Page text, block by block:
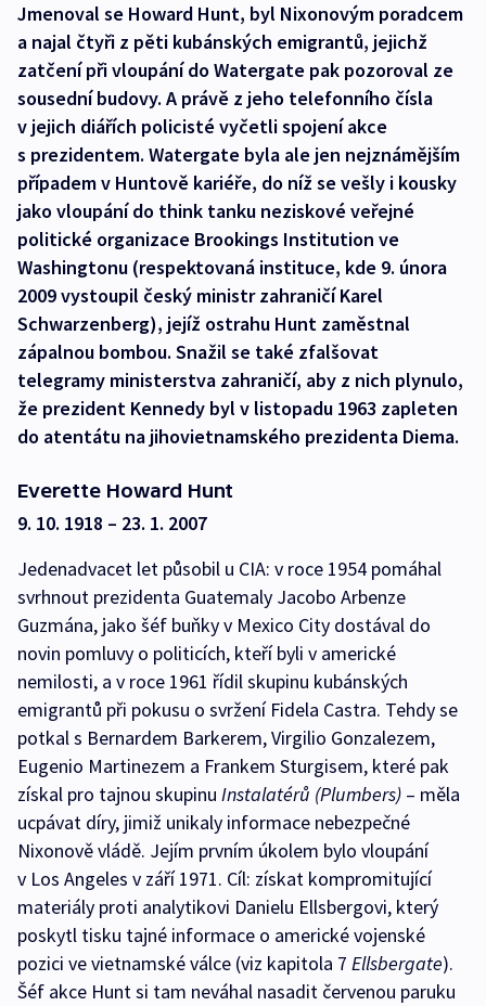
Jmenoval se Howard Hunt, byl Nixonovým poradcem
a najal čtyři z pěti kubánských emigrantů, jejichž
zatčení při vloupání do Watergate pak pozoroval ze
sousední budovy. A právě z jeho telefonního čísla
v jejich diářích policisté vyčetli spojení akce
s prezidentem. Watergate byla ale jen nejznámějším
případem v Huntově kariéře, do níž se vešly i kousky
jako vloupání do think tanku neziskové veřejné
politické organizace Brookings Institution ve
Washingtonu (respektovaná instituce, kde 9. února
2009 vystoupil český ministr zahraničí Karel
Schwarzenberg), jejíž ostrahu Hunt zaměstnal
zápalnou bombou. Snažil se také zfalšovat
telegramy ministerstva zahraničí, aby z nich plynulo,
že prezident Kennedy byl v listopadu 1963 zapleten
do atentátu na jihovietnamského prezidenta Diema.
Everette Howard Hunt
9. 10. 1918 – 23. 1. 2007
Jedenadvacet let působil u CIA: v roce 1954 pomáhal
svrhnout prezidenta Guatemaly Jacobo Arbenze
Guzmána, jako šéf buňky v Mexico City dostával do
novin pomluvy o politicích, kteří byli v americké
nemilosti, a v roce 1961 řídil skupinu kubánských
emigrantů při pokusu o svržení Fidela Castra. Tehdy se
potkal s Bernardem Barkerem, Virgilio Gonzalezem,
Eugenio Martinezem a Frankem Sturgisem, které pak
získal pro tajnou skupinu Instalatérů (Plumbers) – měla
ucpávat díry, jimiž unikaly informace nebezpečné
Nixonově vládě. Jejím prvním úkolem bylo vloupání
v Los Angeles v září 1971. Cíl: získat kompromitující
materiály proti analytikovi Danielu Ellsbergovi, který
poskytl tisku tajné informace o americké vojenské
pozici ve vietnamské válce (viz kapitola 7 Ellsbergate).
Šéf akce Hunt si tam neváhal nasadit červenou paruku